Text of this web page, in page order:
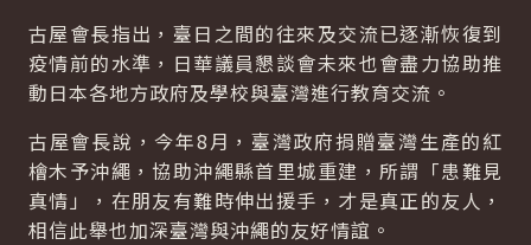
古屋會長指出，臺日之間的往來及交流已逐漸恢復到
疫情前的水準，日華議員懇談會未來也會盡力協助推
動日本各地方政府及學校與臺灣進行教育交流。
古屋會長說，今年8月，臺灣政府捐贈臺灣生產的紅
檜木予沖繩，協助沖繩縣首里城重建，所謂「患難見
真情」，在朋友有難時伸出援手，才是真正的友人，
相信此舉也加深臺灣與沖繩的友好情誼。